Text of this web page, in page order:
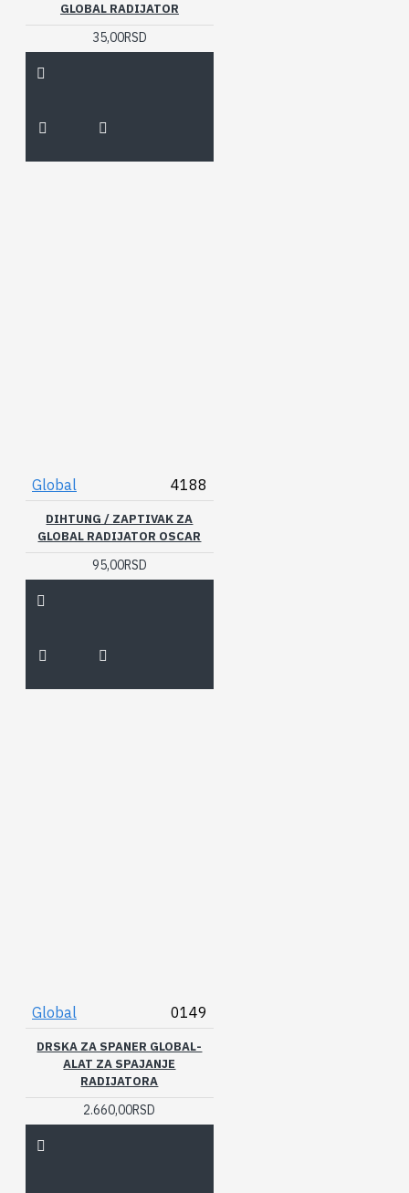
GLOBAL RADIJATOR
35,00RSD
Global 4188
DIHTUNG / ZAPTIVAK ZA
GLOBAL RADIJATOR OSCAR
95,00RSD
Global 0149
DRSKA ZA SPANER GLOBAL-
ALAT ZA SPAJANJE
RADIJATORA
2.660,00RSD